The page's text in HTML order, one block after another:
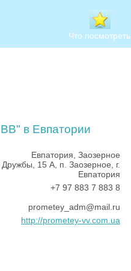
Что посмотреть
в Евпатории
Евпатория, Заозерное
15 А, п. Заозерное, г.
Евпатория
+7 97 883 7 883 8
prometey_adm@mail.ru
http://prometey-vv.com.ua